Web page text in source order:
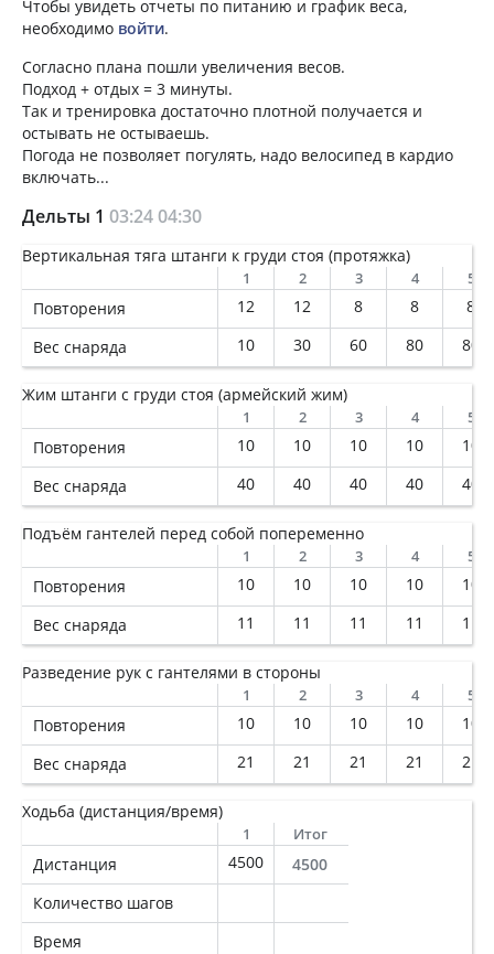
Чтобы увидеть отчеты по питанию и график веса,
необходимо войти.
Согласно плана пошли увеличения весов.
Подход + отдых = 3 минуты.
Так и тренировка достаточно плотной получается и
остывать не остываешь.
Погода не позволяет погулять, надо велосипед в кардио
включать...
Дельты 1 03:2404:30
Вертикальная тяга штанги к груди стоя (протяжка)
1 2 3 4 5
Повторения 12 12 8 8
8
Вес снаряда
10 30 60 80 80
Жим штанги с груди стоя (армейский жим)
1 2 3 4 5
Повторения 10 10 10 10
10
Вес снаряда
40 40 40 40 40
Подъём гантелей перед собой попеременно
1 2 3 4 5
Повторения 10 10 10 10
10
Вес снаряда
11 11 11 11 11
Разведение рук с гантелями в стороны
1 2 3 4 5
Повторения 10 10 10 10
10
Вес снаряда
21 21 21 21 21
Ходьба (дистанция/время)
1 Итог
Дистанция 4500
4500
Количество шагов
Время